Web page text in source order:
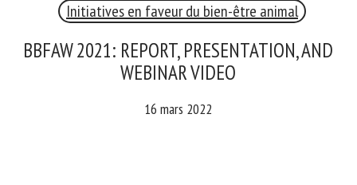
Initiatives en faveur du bien-être animal
BBFAW 2021: REPORT, PRESENTATION,
AND WEBINAR VIDEO
16 mars 2022
RECEVEZ CHAQUE MOIS GRATUITEMENT
ANIMAL